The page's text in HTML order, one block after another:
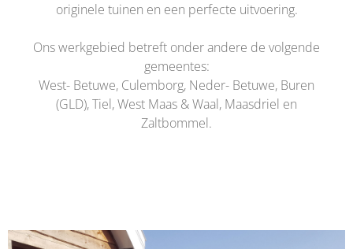
originele tuinen en een perfecte uitvoering.
Ons werkgebied betreft onder andere de volgende
gemeentes:
West- Betuwe, Culemborg, Neder- Betuwe, Buren
(GLD), Tiel, West Maas & Waal, Maasdriel en
Zaltbommel.